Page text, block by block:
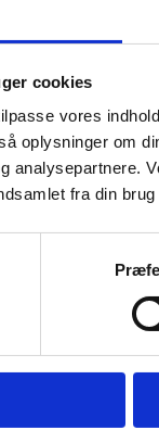
cookies
vores
oplysninger om
analysepartnere.
fra din
02-
årsoversigt